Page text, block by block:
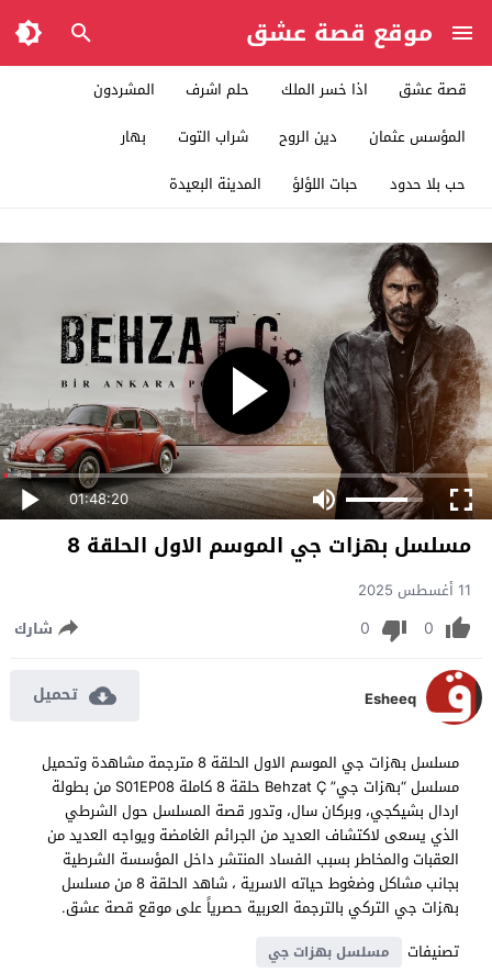
موقع قصة عشق
قصة عشق اذا خسر الملك حلم اشرف
المشردون
المؤسس عثمان
دين الروح شراب التوت
بهار
حب بلا حدود
حبات اللؤلؤ المدينة البعيدة
01:48:20
مسلسل بهزات جي الموسم الاول الحلقة 8
11 أغسطس 2025
0
0 شارك
Esheeq تحميل
مسلسل بهزات جي الموسم الاول الحلقة 8 مترجمة مشاهدة وتحميل
مسلسل “بهزات جي” Behzat Ç حلقة 8 كاملة S01EP08 من بطولة
اردال بشيكجي، وبركان سال، وتدور قصة المسلسل حول الشرطي
الذي يسعى لاكتشاف العديد من الجرائم الغامضة ويواجه العديد من
العقبات والمخاطر بسبب الفساد المنتشر داخل المؤسسة الشرطية
بجانب مشاكل وضغوط حياته الاسرية ، شاهد الحلقة 8 من مسلسل
بهزات جي التركي بالترجمة العربية حصرياً على موقع قصة عشق.
تصنيفات
مسلسل بهزات جي